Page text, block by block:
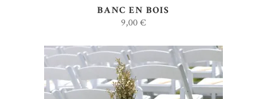
BANC EN BOIS
9,00€